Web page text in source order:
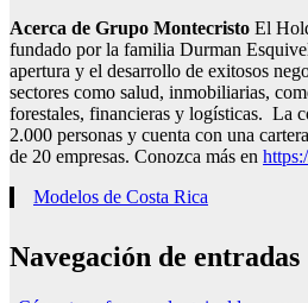
Acerca de Grupo Montecristo El
fundado por la familia Durman
apertura y el desarrollo de exitosos
sectores como salud, inmobiliarias,
forestales, financieras y logísticas. La
2.000 personas y cuenta con una
de 20 empresas. Conozca más en
Modelos de Costa Rica
Navegación de entradas